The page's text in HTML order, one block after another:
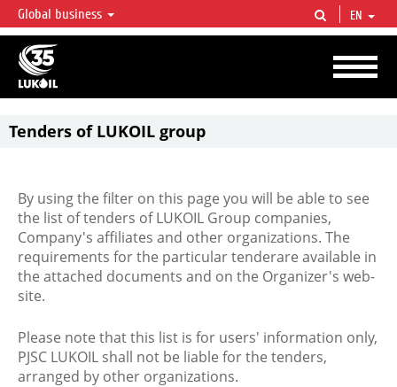
LUKOIL OVERVIEW
LUKOIL is one of the largest oil & gas vertical integrated companies in the world
accounting for over 2% of crude production and circa 1% of proved hydrocarbon
reserves globally.
Global business EN
Tenders of LUKOIL group
By using the filter on this page you will be able to see
the list of tenders of LUKOIL Group companies,
Company's affiliates and other organizations. The
requirements for the particular tenderare available in
the attached documents and on the Organizer's web-
site.
Please note that this list is for users' information only,
PJSC LUKOIL shall not be liable for the tenders,
arranged by other organizations.